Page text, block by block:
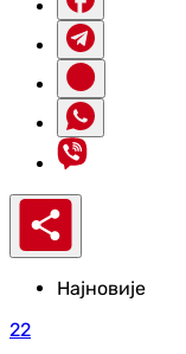
Најновије
22